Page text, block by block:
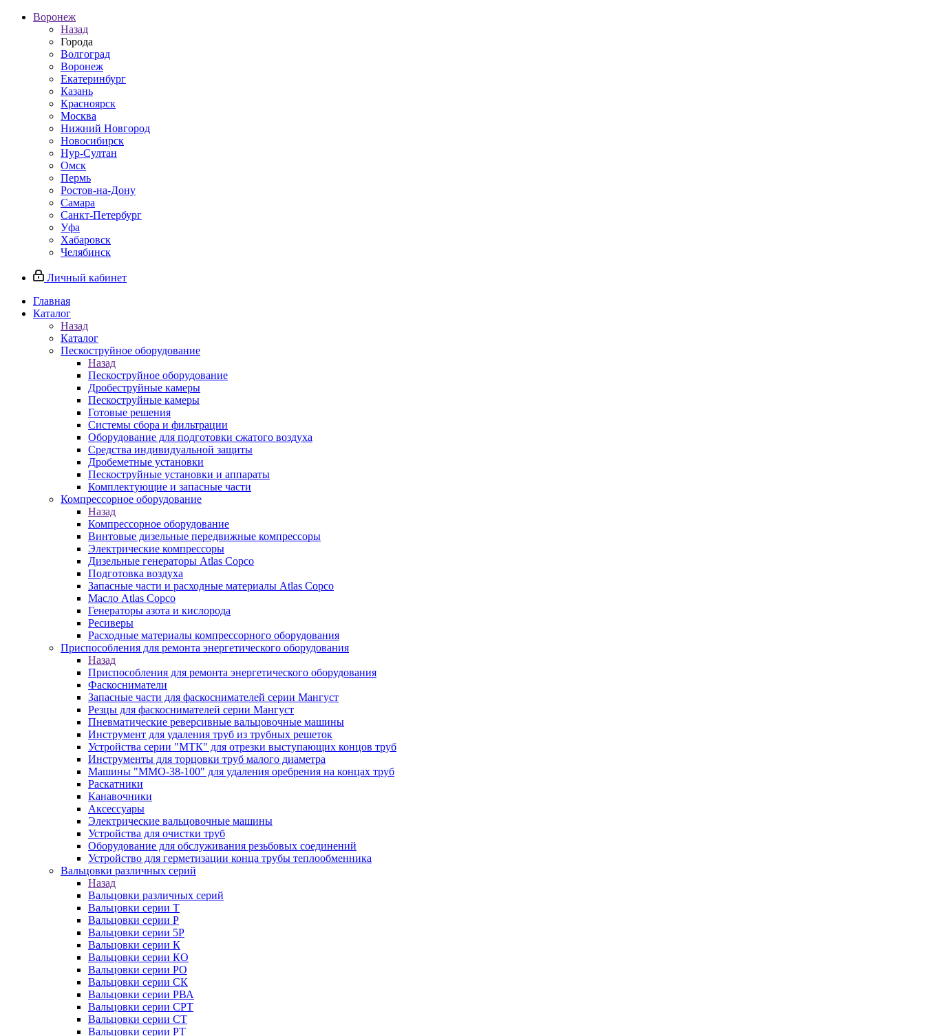
Воронеж
Назад
Города
Волгоград
Воронеж
Екатеринбург
Казань
Красноярск
Москва
Нижний Новгород
Новосибирск
Нур-Султан
Омск
Пермь
Ростов-на-Дону
Самара
Санкт-Петербург
Уфа
Хабаровск
Челябинск
Личный кабинет
Главная
Каталог
Назад
Каталог
Пескоструйное оборудование
Назад
Пескоструйное оборудование
Дробеструйные камеры
Пескоструйные камеры
Готовые решения
Системы сбора и фильтрации
Оборудование для подготовки сжатого воздуха
Средства индивидуальной защиты
Дробеметные установки
Пескоструйные установки и аппараты
Комплектующие и запасные части
Компрессорное оборудование
Назад
Компрессорное оборудование
Винтовые дизельные передвижные компрессоры
Электрические компрессоры
Дизельные генераторы Atlas Copco
Подготовка воздуха
Запасные части и расходные материалы Atlas Copco
Масло Atlas Copco
Генераторы азота и кислорода
Ресиверы
Расходные материалы компрессорного оборудования
Приспособления для ремонта энергетического оборудования
Назад
Приспособления для ремонта энергетического оборудования
Фаскосниматели
Запасные части для фаскоснимателей серии Мангуст
Резцы для фаскоснимателей серии Мангуст
Пневматические реверсивные вальцовочные машины
Инструмент для удаления труб из трубных решеток
Устройства серии "МТК" для отрезки выступающих концов труб
Инструменты для торцовки труб малого диаметра
Машины "ММО-38-100" для удаления оребрения на концах труб
Раскатники
Канавочники
Аксессуары
Электрические вальцовочные машины
Устройства для очистки труб
Оборудование для обслуживания резьбовых соединений
Устройство для герметизации конца трубы теплообменника
Вальцовки различных серий
Назад
Вальцовки различных серий
Вальцовки серии Т
Вальцовки серии Р
Вальцовки серии 5Р
Вальцовки серии К
Вальцовки серии КО
Вальцовки серии РО
Вальцовки серии СК
Вальцовки серии РВА
Вальцовки серии СРТ
Вальцовки серии СТ
Вальцовки серии РТ